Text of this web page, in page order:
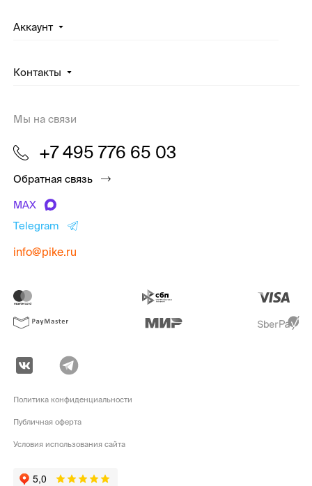
Аккаунт
Контакты
Мы на связи
+7 495 776 65 03
Обратная связь
MAX
Telegram
info@pike.ru
Политика конфиденциальности
Публичная оферта
Условия использования сайта